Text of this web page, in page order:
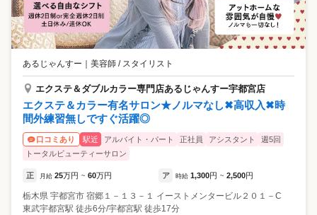
あるじゃんすー 美容師 / スタイリスト
エクステ＆ダブルカラー専門店あるじゃんすー宇都宮店
エクステ＆カラー有名サロン★ノルマなし✖高収入✖時
間外練習無しですぐ活躍◎
口コミあり 駅近 アルバイト・パート 正社員 アシスタント
週5回
トータルビューティーサロン
正 月給 25万円 ~ 60万円 ア 時給 1,300円 ~ 2,500円
栃木県 宇都宮市 宿郷１－１３－１ イーストメンタービル２０１－C
東武宇都宮駅 徒歩6分/宇都宮駅 徒歩17分